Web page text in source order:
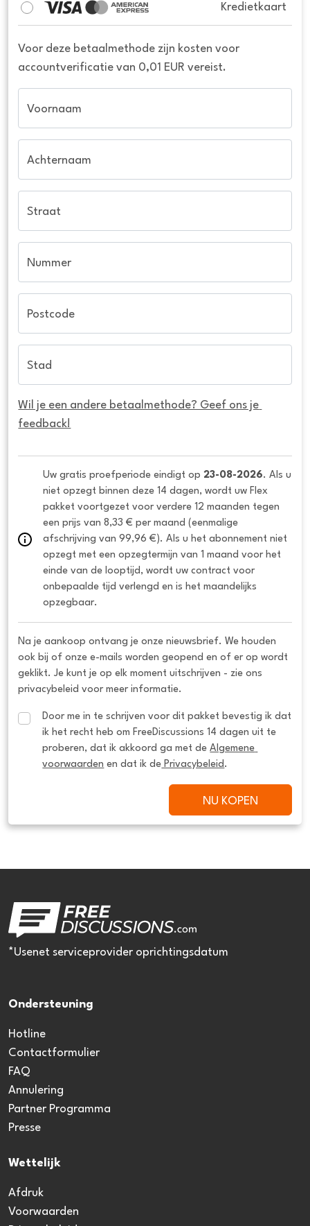
Kredietkaart
Voor deze betaalmethode zijn kosten voor
accountverificatie van 0,01 EUR vereist.
Voornaam
Achternaam
Straat
Nummer
Postcode
Stad
Wil je een andere betaalmethode? Geef ons je
feedback!
Uw gratis proefperiode eindigt op 23-08-2026. Als u
niet opzegt binnen deze 14 dagen, wordt uw Flex
pakket voortgezet voor verdere 12 maanden tegen
een prijs van 8,33 € per maand (eenmalige
afschrijving van 99,96 €). Als u het abonnement niet
opzegt met een opzegtermijn van 1 maand voor het
einde van de looptijd, wordt uw contract voor
onbepaalde tijd verlengd en is het maandelijks
opzegbaar.
Na je aankoop ontvang je onze nieuwsbrief. We houden
ook bij of onze e-mails worden geopend en of er op wordt
geklikt. Je kunt je op elk moment uitschrijven - zie ons
privacybeleid voor meer informatie.
Door me in te schrijven voor dit pakket bevestig ik dat
ik het recht heb om FreeDiscussions 14 dagen uit te
proberen, dat ik akkoord ga met de Algemene
voorwaarden en dat ik de Privacybeleid .
NU KOPEN
*Usenet serviceprovider oprichtingsdatum
Ondersteuning
Hotline
Contactformulier
FAQ
Annulering
Partner Programma
Presse
Wettelijk
Afdruk
Voorwaarden